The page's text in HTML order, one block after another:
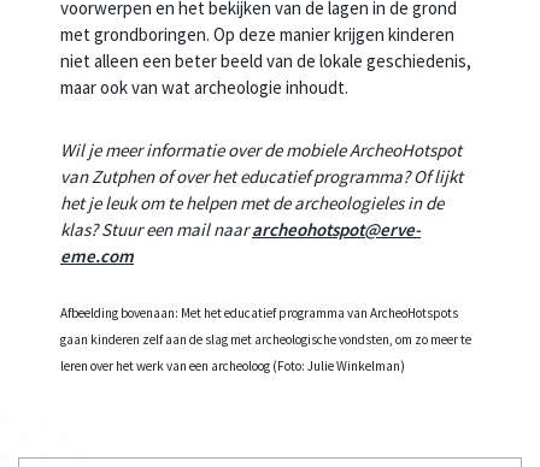
voorwerpen en het bekijken van de lagen in de grond
met grondboringen. Op deze manier krijgen kinderen
niet alleen een beter beeld van de lokale geschiedenis,
maar ook van wat archeologie inhoudt.
Wil je meer informatie over de mobiele ArcheoHotspot
van Zutphen of over het educatief programma? Of lijkt
het je leuk om te helpen met de archeologieles in de
klas? Stuur een mail naararcheohotspot@erve-
eme.com
Afbeelding bovenaan: Met het educatief programma van ArcheoHotspots
gaan kinderen zelf aan de slag met archeologische vondsten, om zo meer te
leren over het werk van een archeoloog (Foto: Julie Winkelman)